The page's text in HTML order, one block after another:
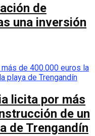
de
una inversión
licita por más
de un
de Trengandín